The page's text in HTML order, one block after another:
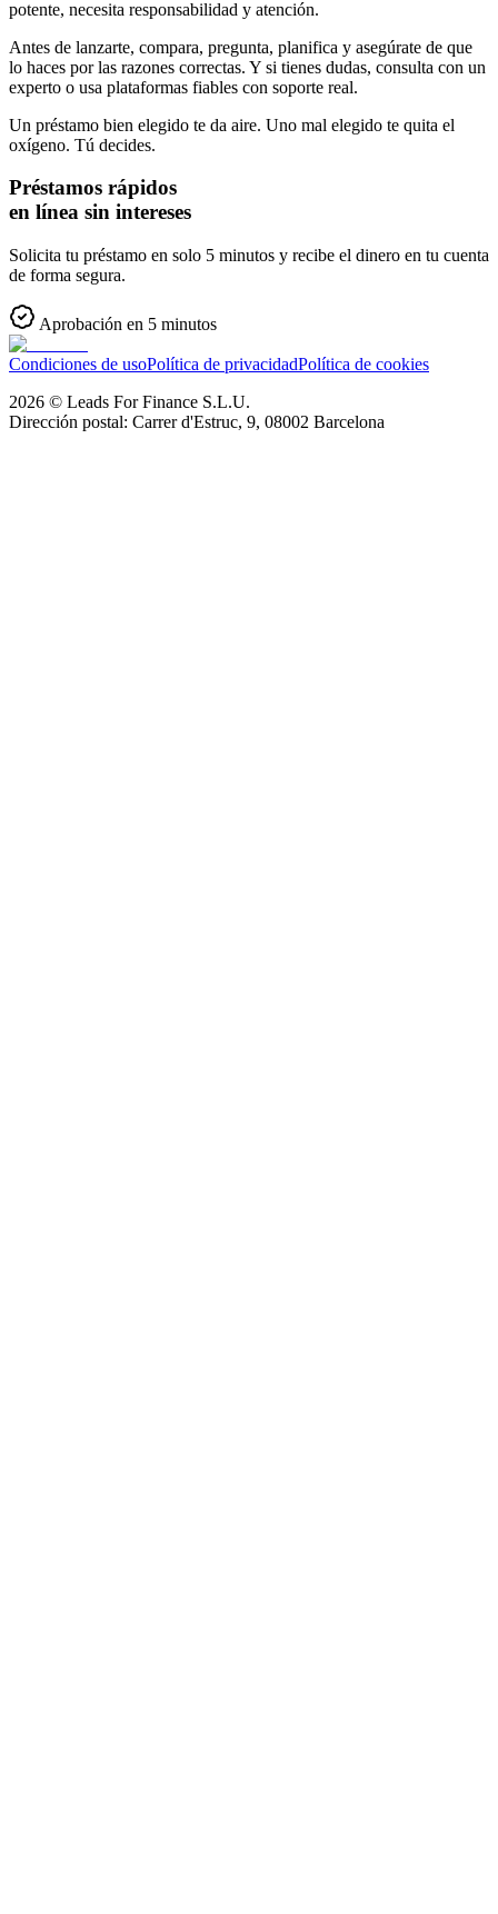
potente, necesita responsabilidad y atención.
Antes de lanzarte, compara, pregunta, planifica y asegúrate de que
lo haces por las razones correctas. Y si tienes dudas, consulta con un
experto o usa plataformas fiables con soporte real.
Un préstamo bien elegido te da aire. Uno mal elegido te quita el
oxígeno. Tú decides.
Préstamos rápidos
en línea sin intereses
Solicita tu préstamo en solo 5 minutos y recibe el dinero en tu cuenta
de forma segura.
Aprobación en 5 minutos
Condiciones de usoPolítica de privacidadPolítica de cookies
2026 © Leads For Finance S.L.U.
Dirección postal: Carrer d'Estruc, 9, 08002 Barcelona